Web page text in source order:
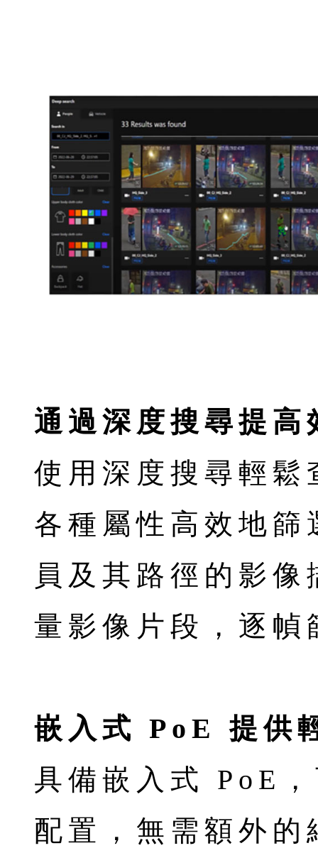
通過深度搜尋提高
使用深度搜尋輕
各種屬性高效地
員及其路徑的影
量影像片段，逐幀
嵌入式 PoE 提供
具備嵌入式 PoE
配置，無需額外